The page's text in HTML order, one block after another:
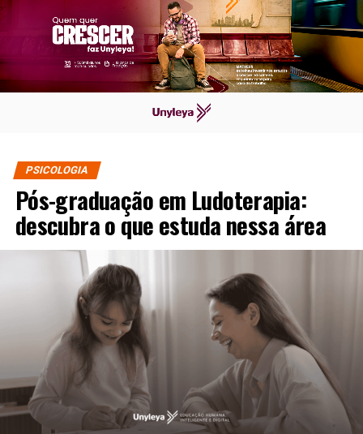
PSICOLOGIA
Pós-graduação em Ludoterapia:
descubra o que estuda nessa área